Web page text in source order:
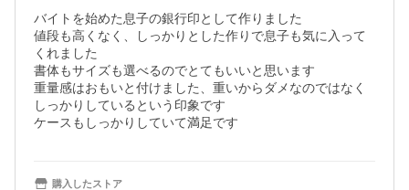
バイトを始めた息子の銀行印として作りました
値段も高くなく、しっかりとした作りで息子も気に入って
くれました
書体もサイズも選べるのでとてもいいと思います
重量感はおもいと付けました、重いからダメなのではなく
しっかりしているという印象です
ケースもしっかりしていて満足です
購入したストア